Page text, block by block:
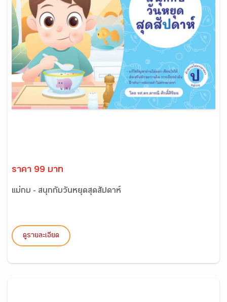
ราคา 99 บาท
แม่กบ - สนุกกับวันหยุดสุดสัปดาห์
ดูรายละเอียด